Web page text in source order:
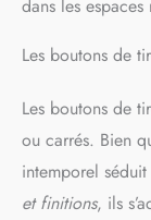
dans les espaces
Les boutons de
Les boutons de
ou carrés. Bien
intemporel
et finitions, ils